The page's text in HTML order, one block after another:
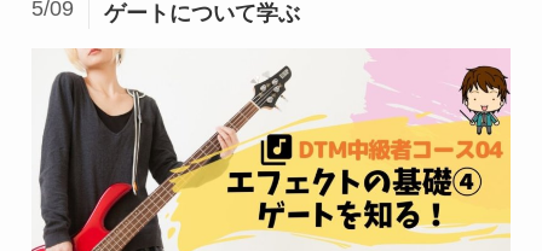
ゲートについて学ぶ
5/09